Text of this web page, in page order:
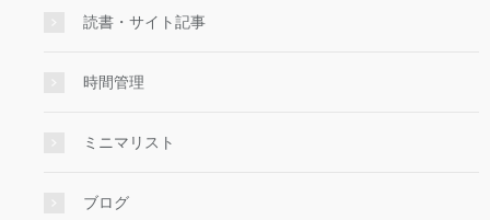
読書・サイト記事
時間管理
ミニマリスト
ブログ